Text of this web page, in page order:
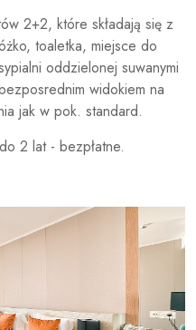
2+2, które składają się z
toaletka, miejsce do
oddzielonej suwanymi
widokiem na
jak w pok. standard.
2 lat - bezpłatne.